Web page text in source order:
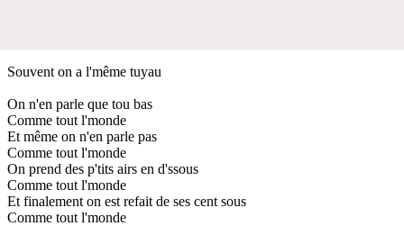
Souvent on a l'même tuyau
On n'en parle que tou bas
Comme tout l'monde
Et même on n'en parle pas
Comme tout l'monde
On prend des p'tits airs en d'ssous
Comme tout l'monde
Et finalement on est refait de ses cent sous
Comme tout l'monde